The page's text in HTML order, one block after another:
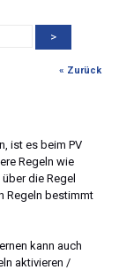
>
« Zurück
ist es beim PV
Regeln wie
die Regel
Regeln bestimmt
kann auch
aktivieren /